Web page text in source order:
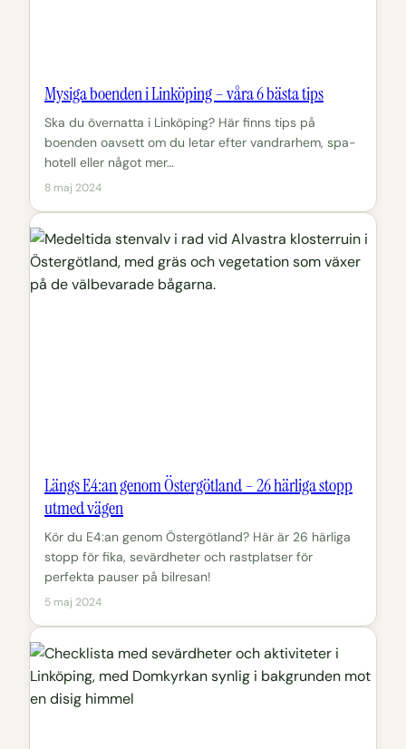
Mysiga boenden i Linköping – våra 6 bästa tips
Ska du övernatta i Linköping? Här finns tips på
boenden oavsett om du letar efter vandrarhem, spa-
hotell eller något mer…
8 maj 2024
Längs E4:an genom Östergötland – 26 härliga stopp
utmed vägen
Kör du E4:an genom Östergötland? Här är 26 härliga
stopp för fika, sevärdheter och rastplatser för
perfekta pauser på bilresan!
5 maj 2024